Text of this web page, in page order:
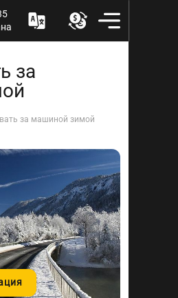
за
за машиной зимой